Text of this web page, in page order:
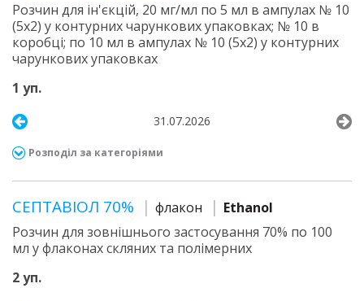
Розчин для ін'єкцій, 20 мг/мл по 5 мл в ампулах № 10
(5х2) у контурних чарункових упаковках; № 10 в
коробці; по 10 мл в ампулах № 10 (5х2) у контурних
чарункових упаковках
1 уп.
31.07.2026
Розподіл за категоріями
СЕПТАВІОЛ 70% флакон
Ethanol
Розчин для зовнішнього застосування 70% по 100
мл у флаконах скляних та полімерних
2 уп.